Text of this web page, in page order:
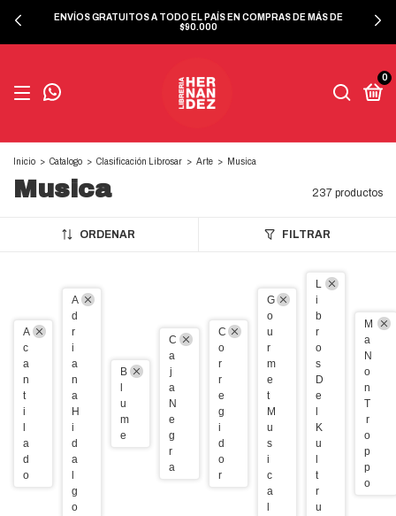
ENVÍOS GRATUITOS A TODO EL PAÍS EN COMPRAS DE MÁS DE
$90.000
0
Inicio > Catalogo > Clasificación Librosar > Arte > Musica
Musica 237 productos
ORDENAR FILTRAR
A
c
a
n
t
i
a
d
o
A
d
r
i
a
n
a
H
i
d
a
g
o
B
u
m
e
C
a
j
a
N
e
g
r
a
C
o
r
r
e
g
i
d
o
r
G
o
u
r
m
e
t
M
u
s
i
c
a
L
i
b
r
o
s
D
e
K
u
t
r
u
M
a
N
o
n
T
r
o
p
p
o